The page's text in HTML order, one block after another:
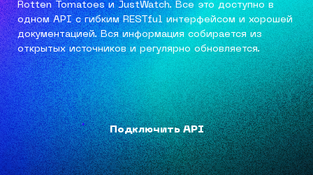
Rotten Tomatoes и JustWatch. Все это доступно в
одном API с гибким RESTful интерфейсом и хорошей
документацией. Вся информация собирается из
открытых источников и регулярно обновляется.
Подключить API
Подключить API